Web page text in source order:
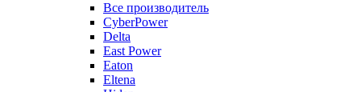
Все производитель
CyberPower
Delta
East Power
Eaton
Eltena